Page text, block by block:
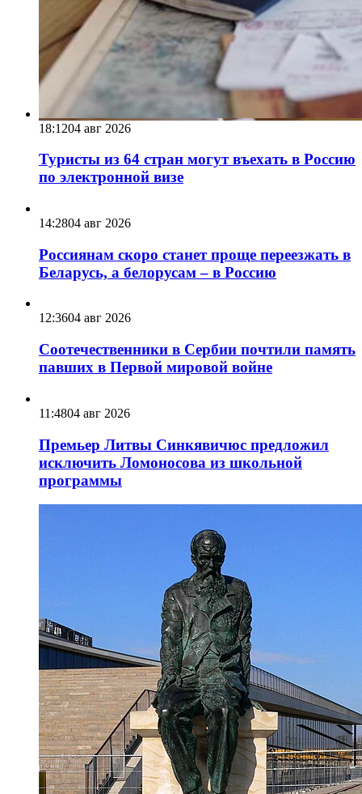
18:1204 авг 2026
Туристы из 64 стран могут въехать в Россию
по электронной визе
14:2804 авг 2026
Россиянам скоро станет проще переезжать в
Беларусь, а белорусам – в Россию
12:3604 авг 2026
Соотечественники в Сербии почтили память
павших в Первой мировой войне
11:4804 авг 2026
Премьер Литвы Синкявичюс предложил
исключить Ломоносова из школьной
программы